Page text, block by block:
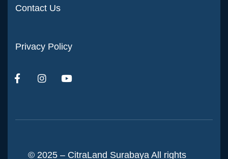
Contact Us
Privacy Policy
© 2025 – CitraLand Surabaya All rights